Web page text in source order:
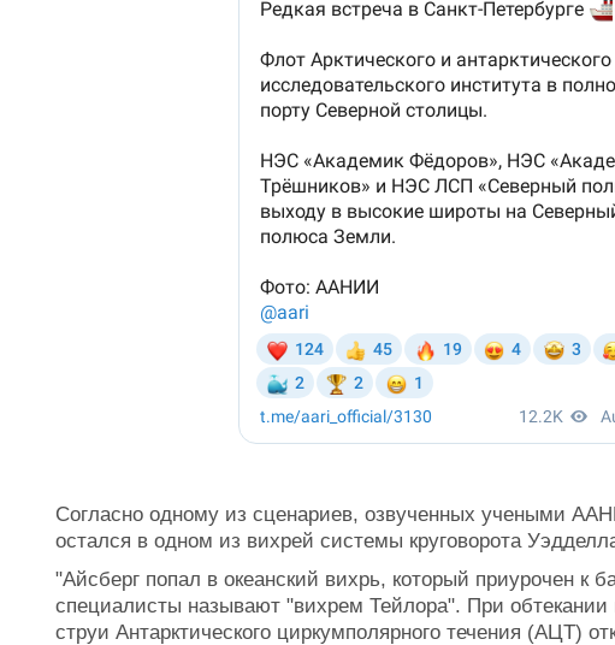
Согласно одному из сценариев, озвученных учеными
остался в одном из вихрей системы круговорота
"Айсберг попал в океанский вихрь, который приурочен к
специалисты называют "вихрем Тейлора". При
струи Антарктического циркумполярного течения (АЦТ)